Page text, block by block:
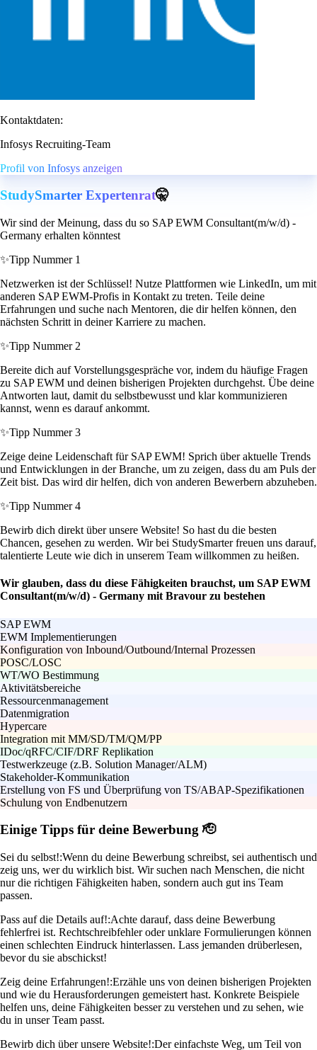
Kontaktdaten:
Infosys Recruiting-Team
Profil von Infosys anzeigen
StudySmarter Expertenrat🤫
Wir sind der Meinung, dass du so SAP EWM Consultant(m/w/d) -
Germany erhalten könntest
✨Tipp Nummer 1
Netzwerken ist der Schlüssel! Nutze Plattformen wie LinkedIn, um mit
anderen SAP EWM-Profis in Kontakt zu treten. Teile deine
Erfahrungen und suche nach Mentoren, die dir helfen können, den
nächsten Schritt in deiner Karriere zu machen.
✨Tipp Nummer 2
Bereite dich auf Vorstellungsgespräche vor, indem du häufige Fragen
zu SAP EWM und deinen bisherigen Projekten durchgehst. Übe deine
Antworten laut, damit du selbstbewusst und klar kommunizieren
kannst, wenn es darauf ankommt.
✨Tipp Nummer 3
Zeige deine Leidenschaft für SAP EWM! Sprich über aktuelle Trends
und Entwicklungen in der Branche, um zu zeigen, dass du am Puls der
Zeit bist. Das wird dir helfen, dich von anderen Bewerbern abzuheben.
✨Tipp Nummer 4
Bewirb dich direkt über unsere Website! So hast du die besten
Chancen, gesehen zu werden. Wir bei StudySmarter freuen uns darauf,
talentierte Leute wie dich in unserem Team willkommen zu heißen.
Wir glauben, dass du diese Fähigkeiten brauchst, um SAP EWM
Consultant(m/w/d) - Germany mit Bravour zu bestehen
SAP EWM
EWM Implementierungen
Konfiguration von Inbound/Outbound/Internal Prozessen
POSC/LOSC
WT/WO Bestimmung
Aktivitätsbereiche
Ressourcenmanagement
Datenmigration
Hypercare
Integration mit MM/SD/TM/QM/PP
IDoc/qRFC/CIF/DRF Replikation
Testwerkzeuge (z.B. Solution Manager/ALM)
Stakeholder-Kommunikation
Erstellung von FS und Überprüfung von TS/ABAP-Spezifikationen
Schulung von Endbenutzern
Einige Tipps für deine Bewerbung 🫡
Sei du selbst!:Wenn du deine Bewerbung schreibst, sei authentisch und
zeig uns, wer du wirklich bist. Wir suchen nach Menschen, die nicht
nur die richtigen Fähigkeiten haben, sondern auch gut ins Team
passen.
Pass auf die Details auf!:Achte darauf, dass deine Bewerbung
fehlerfrei ist. Rechtschreibfehler oder unklare Formulierungen können
einen schlechten Eindruck hinterlassen. Lass jemanden drüberlesen,
bevor du sie abschickst!
Zeig deine Erfahrungen!:Erzähle uns von deinen bisherigen Projekten
und wie du Herausforderungen gemeistert hast. Konkrete Beispiele
helfen uns, deine Fähigkeiten besser zu verstehen und zu sehen, wie
du in unser Team passt.
Bewirb dich über unsere Website!:Der einfachste Weg, um Teil von